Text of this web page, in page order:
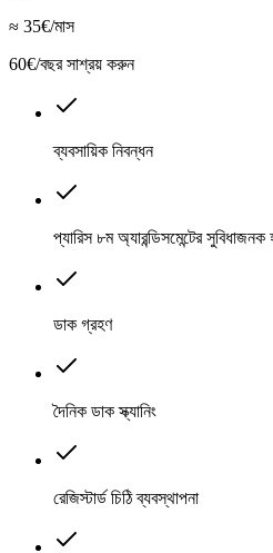
≈ 35€/মাস
60€/বছর সাশ্রয় করুন
ব্যবসায়িক নিবন্ধন
প্যারিস ৮ম অ্যারন্ডিসমেন্টের
ডাক গ্রহণ
দৈনিক ডাক স্ক্যানিং
রেজিস্টার্ড চিঠি ব্যবস্থাপনা